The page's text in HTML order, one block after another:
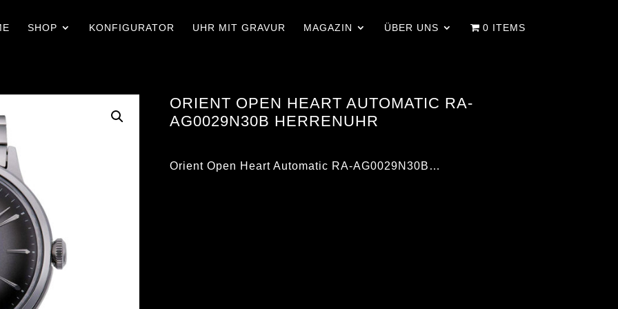
SHOP KONFIGURATOR UHR MIT GRAVUR MAGAZIN ÜBER UNS 0 ITEMS
ORIENT OPEN HEART AUTOMATIC RA-
AG0029N30B HERRENUHR
Orient Open Heart Automatic RA-AG0029N30B…